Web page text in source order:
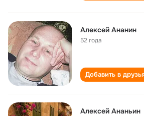
Алексей Ананин
52 года
Добавить в
Алексей Ананьин